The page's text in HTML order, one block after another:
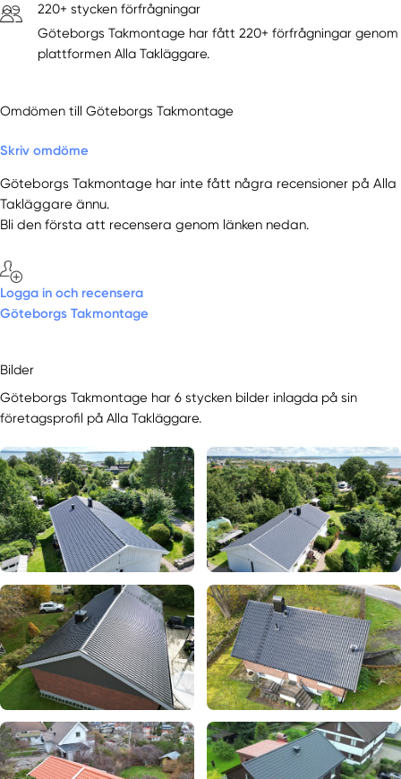
220+ stycken förfrågningar
Göteborgs Takmontage har fått 220+ förfrågningar genom
plattformen Alla Takläggare.
Omdömen till Göteborgs Takmontage
Skriv omdöme
Göteborgs Takmontage har inte fått några recensioner på Alla
Takläggare ännu.
Bli den första att recensera genom länken nedan.
Logga in och recensera
Göteborgs Takmontage
Bilder
Göteborgs Takmontage har 6 stycken bilder inlagda på sin
företagsprofil på Alla Takläggare.